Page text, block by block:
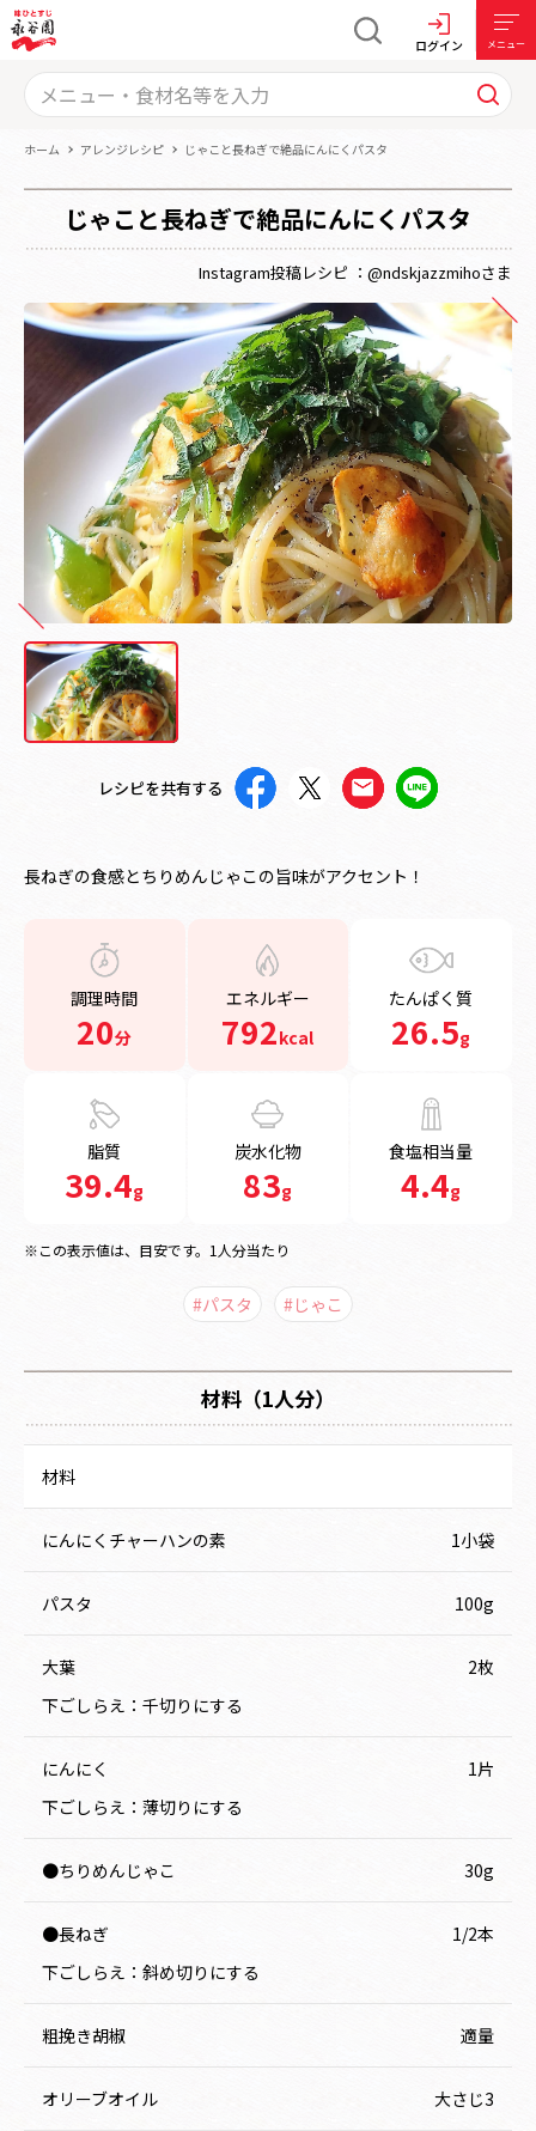
ログイン メニュー
ホーム アレンジレシピ じゃこと長ねぎで絶品にんにくパスタ
じゃこと長ねぎで絶品にんにくパスタ
Instagram投稿レシピ ：@ndskjazzmihoさま
レシピを共有する
長ねぎの食感とちりめんじゃこの旨味がアクセント！
調理時間
20分
エネルギー
792kcal
たんぱく質
26.5g
脂質
39.4g
炭水化物
83g
食塩相当量
4.4g
※この表示値は、目安です。1人分当たり
#パスタ #じゃこ
材料（1人分）
材料
にんにくチャーハンの素 1小袋
パスタ 100g
大葉
2枚
下ごしらえ：千切りにする
にんにく
1片
下ごしらえ：薄切りにする
●ちりめんじゃこ 30g
●長ねぎ
1/2本
下ごしらえ：斜め切りにする
粗挽き胡椒 適量
オリーブオイル 大さじ3